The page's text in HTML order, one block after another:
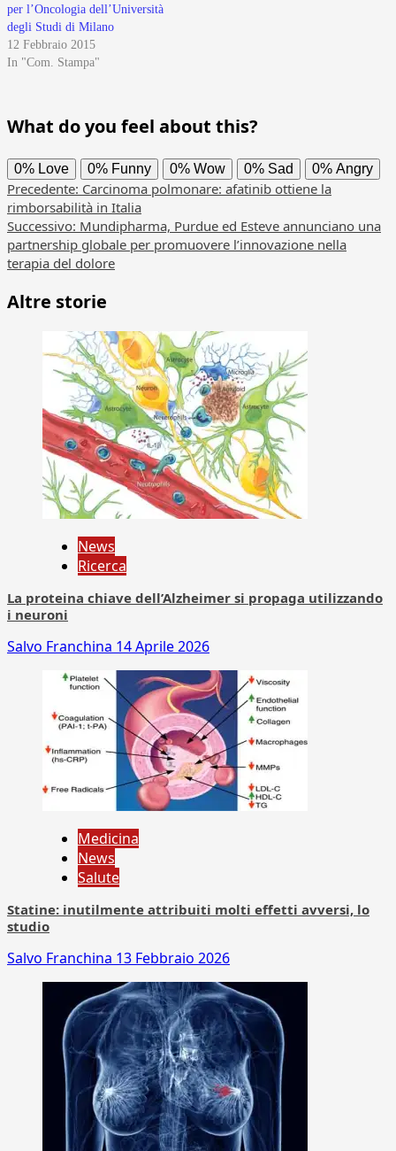
per l’Oncologia dell’Università
degli Studi di Milano
12 Febbraio 2015
In "Com. Stampa"
What do you feel about this?
0% Love 0% Funny 0% Wow 0% Sad 0% Angry
Navigazione
articolo
Precedente: Carcinoma polmonare: afatinib ottiene la
rimborsabilità in Italia
Successivo: Mundipharma, Purdue ed Esteve annunciano una
partnership globale per promuovere l’innovazione nella
terapia del dolore
Altre storie
News
Ricerca
La proteina chiave dell’Alzheimer si propaga utilizzando
i neuroni
Salvo Franchina 14 Aprile 2026
Medicina
News
Salute
Statine: inutilmente attribuiti molti effetti avversi, lo
studio
Salvo Franchina 13 Febbraio 2026